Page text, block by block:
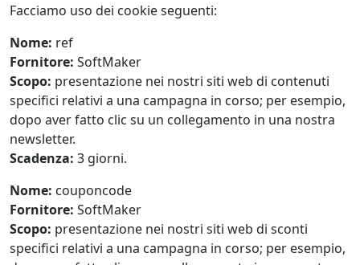
Facciamo uso dei cookie seguenti:
Nome: ref
Fornitore: SoftMaker
Scopo: presentazione nei nostri siti web di contenuti
specifici relativi a una campagna in corso; per esempio,
dopo aver fatto clic su un collegamento in una nostra
newsletter.
Scadenza: 3 giorni.
Nome: couponcode
Fornitore: SoftMaker
Scopo: presentazione nei nostri siti web di sconti
specifici relativi a una campagna in corso; per esempio,